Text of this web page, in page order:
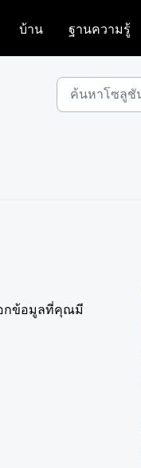
บ้าน ฐานความรู้
กข้อมูลที่คุณมี